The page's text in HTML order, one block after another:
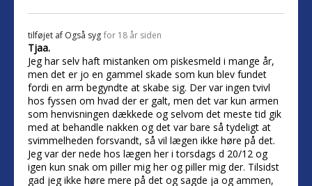
tilføjet af Også syg for 18 år siden
Tjaa.
Jeg har selv haft mistanken om piskesmeld i mange år,
men det er jo en gammel skade som kun blev fundet
fordi en arm begyndte at skabe sig. Der var ingen tvivl
hos fyssen om hvad der er galt, men det var kun armen
som henvisningen dækkede og selvom det meste tid gik
med at behandle nakken og det var bare så tydeligt at
svimmelheden forsvandt, så vil lægen ikke høre på det.
Jeg var der nede hos lægen her i torsdags d 20/12 og
igen kun snak om piller mig her og piller mig der. Tilsidst
gad jeg ikke høre mere på det og sagde ja og ammen,